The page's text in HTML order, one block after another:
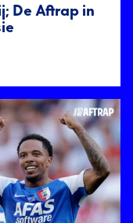
De Aftrap in